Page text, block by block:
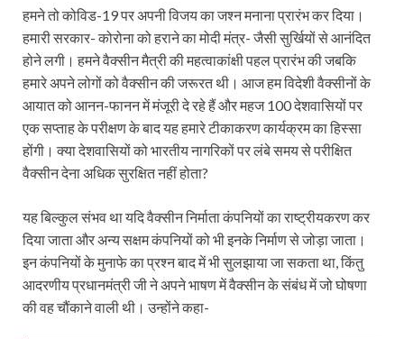
हमने तो कोविड-19 पर अपनी विजय का जश्न मनाना प्रारंभ कर दिया।
हमारी सरकार- कोरोना को हराने का मोदी मंत्र- जैसी सुर्खियों से आनंदित
होने लगी। हमने वैक्सीन मैत्री की महत्वाकांक्षी पहल प्रारंभ की जबकि
हमारे अपने लोगों को वैक्सीन की जरूरत थी। आज हम विदेशी वैक्सीनों के
आयात को आनन-फानन में मंजूरी दे रहे हैं और महज 100 देशवासियों पर
एक सप्ताह के परीक्षण के बाद यह हमारे टीकाकरण कार्यक्रम का हिस्सा
होंगी। क्या देशवासियों को भारतीय नागरिकों पर लंबे समय से परीक्षित
वैक्सीन देना अधिक सुरक्षित नहीं होता?
यह बिल्कुल संभव था यदि वैक्सीन निर्माता कंपनियों का राष्ट्रीयकरण कर
दिया जाता और अन्य सक्षम कंपनियों को भी इनके निर्माण से जोड़ा जाता।
इन कंपनियों के मुनाफे का प्रश्न बाद में भी सुलझाया जा सकता था, किंतु
आदरणीय प्रधानमंत्री जी ने अपने भाषण में वैक्सीन के संबंध में जो घोषणा
की वह चौंकाने वाली थी। उन्होंने कहा-